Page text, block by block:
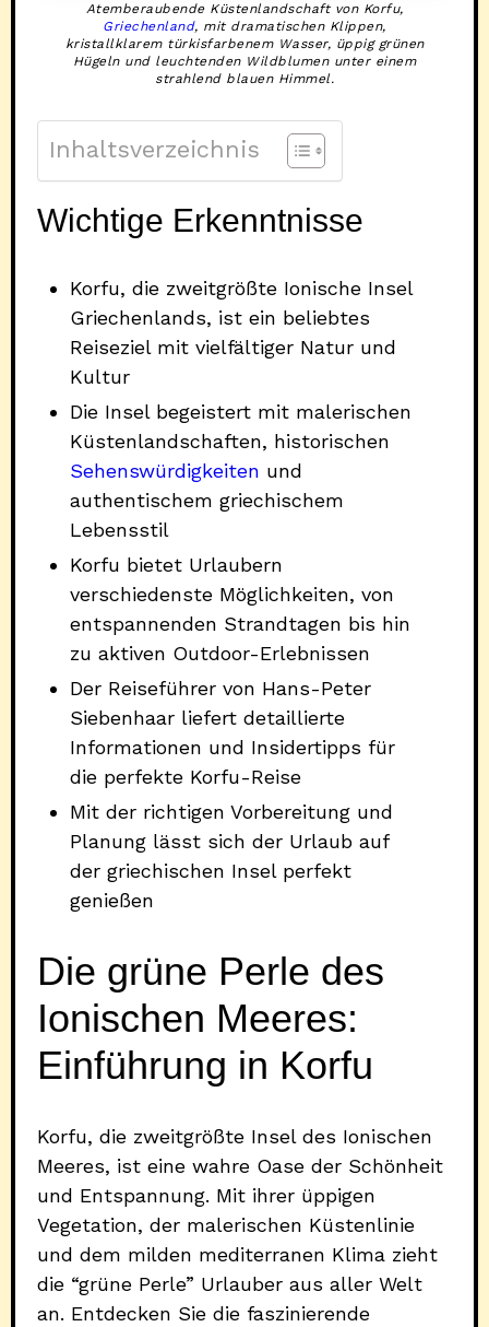
Atemberaubende Küstenlandschaft von Korfu,
Griechenland, mit dramatischen Klippen,
kristallklarem türkisfarbenem Wasser, üppig grünen
Hügeln und leuchtenden Wildblumen unter einem
strahlend blauen Himmel.
Inhaltsverzeichnis
Wichtige Erkenntnisse
Korfu, die zweitgrößte Ionische Insel
Griechenlands, ist ein beliebtes
Reiseziel mit vielfältiger Natur und
Kultur
Die Insel begeistert mit malerischen
Küstenlandschaften, historischen
Sehenswürdigkeiten und
authentischem griechischem
Lebensstil
Korfu bietet Urlaubern
verschiedenste Möglichkeiten, von
entspannenden Strandtagen bis hin
zu aktiven Outdoor-Erlebnissen
Der Reiseführer von Hans-Peter
Siebenhaar liefert detaillierte
Informationen und Insidertipps für
die perfekte Korfu-Reise
Mit der richtigen Vorbereitung und
Planung lässt sich der Urlaub auf
der griechischen Insel perfekt
genießen
Die grüne Perle des
Ionischen Meeres:
Einführung in Korfu
Korfu, die zweitgrößte Insel des Ionischen
Meeres, ist eine wahre Oase der Schönheit
und Entspannung. Mit ihrer üppigen
Vegetation, der malerischen Küstenlinie
und dem milden mediterranen Klima zieht
die “grüne Perle” Urlauber aus aller Welt
an. Entdecken Sie die faszinierende